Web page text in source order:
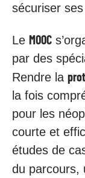
sécuriser
Le MOOC
par des
Rendre la
la fois
pour les
courte et
études de
du parcours,